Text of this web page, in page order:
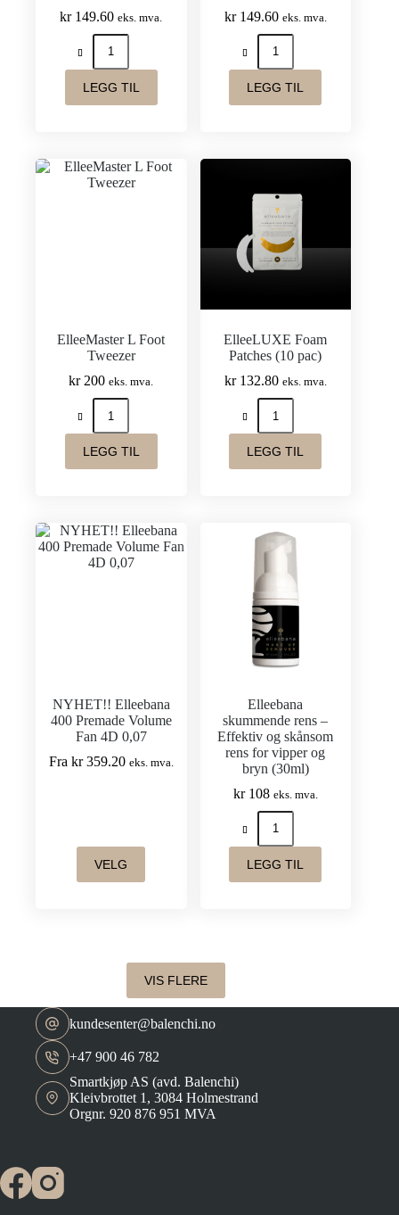
kr149.60 eks. mva.
ElleeFlow
Pro
Curved
Tweezer
LEGG TIL
kr149.60 eks. mva.
ElleeIsolate
Pro
Straight
Tweezer
LEGG TIL
ElleeMaster L Foot
Tweezer
kr200 eks. mva.
ElleeMaster
Foot
Tweezer
LEGG TIL
ElleeLUXE Foam
Patches (10 pac)
kr132.80 eks. mva.
ElleeLUXE
Foam
Patches
(10
LEGG TIL
NYHET!! Elleebana
400 Premade Volume
Fan 4D 0,07
Fra kr359.20 eks. mva.
VELGproduktet
har
velges
produktsiden
Elleebana
skummende rens –
Effektiv og skånsom
rens for vipper og
bryn (30ml)
kr108 eks. mva.
Elleebana
skummende
rens
–
LEGG TIL
VIS FLERE
kundesenter@balenchi.no
+47 900 46 782
Smartkjøp AS (avd. Balenchi)
Kleivbrottet 1, 3084 Holmestrand
Orgnr. 920 876 951 MVA